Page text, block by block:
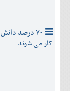
فرهنگی و هنری
۷۰ درصد
کار می شوند